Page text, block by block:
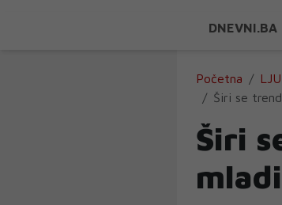
DNEVNI.BA
Početna
Širi se
Širi